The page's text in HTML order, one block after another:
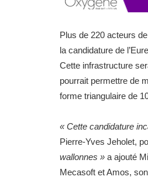
Plus de 220 acteurs
la candidature de
Cette infrastructure
pourrait permettre de
forme triangulaire de
« Cette candidature
Pierre-Yves Jeholet,
wallonnes » a ajouté
Mecasoft et Amos,